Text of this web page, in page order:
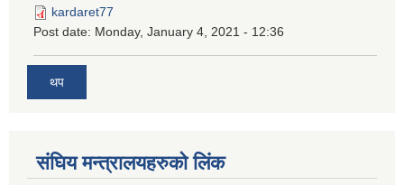
kardaret77
Post date: Monday, January 4, 2021 - 12:36
थप
स‌ंघिय मन्त्रालयहरुको लिंक